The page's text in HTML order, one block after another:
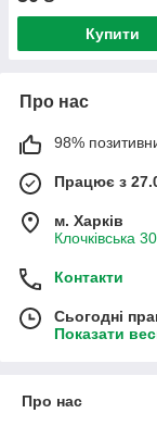
Купити
Про нас
98%
Працює з
м. Харків
Клочківська
Контакти
Сьогодні
Показати
Про нас